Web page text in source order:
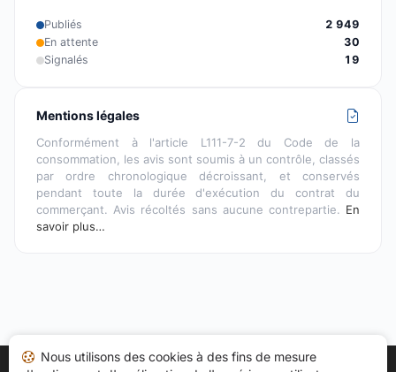
Publiés
2 949
En attente
30
Signalés
19
Mentions légales
Conformément à l'article L111-7-2 du Code de la
consommation, les avis sont soumis à un contrôle, classés
par ordre chronologique décroissant, et conservés
pendant toute la durée d'exécution du contrat du
commerçant. Avis récoltés sans aucune contrepartie. En
savoir plus…
Nous utilisons des cookies à des fins de mesure